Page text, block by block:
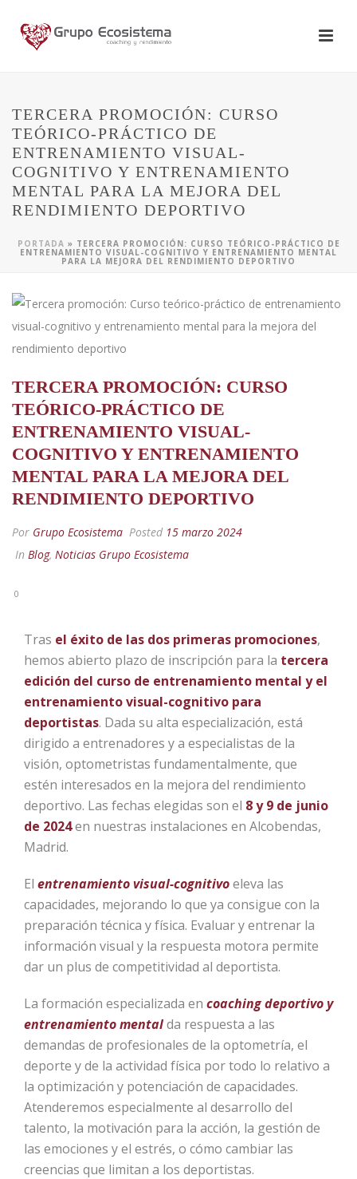
TERCERA PROMOCIÓN: CURSO
TEÓRICO-PRÁCTICO DE
ENTRENAMIENTO VISUAL-
COGNITIVO Y ENTRENAMIENTO
MENTAL PARA LA MEJORA DEL
RENDIMIENTO DEPORTIVO
PORTADA » TERCERA PROMOCIÓN: CURSO TEÓRICO-PRÁCTICO DE
ENTRENAMIENTO VISUAL-COGNITIVO Y ENTRENAMIENTO MENTAL
PARA LA MEJORA DEL RENDIMIENTO DEPORTIVO
TERCERA PROMOCIÓN: CURSO
TEÓRICO-PRÁCTICO DE
ENTRENAMIENTO VISUAL-
COGNITIVO Y ENTRENAMIENTO
MENTAL PARA LA MEJORA DEL
RENDIMIENTO DEPORTIVO
Por Grupo Ecosistema Posted 15 marzo 2024
In Blog, Noticias Grupo Ecosistema
0
Tras el éxito de las dos primeras promociones,
hemos abierto plazo de inscripción para la tercera
edición del curso de entrenamiento mental y el
entrenamiento visual-cognitivo para
deportistas. Dada su alta especialización, está
dirigido a entrenadores y a especialistas de la
visión, optometristas fundamentalmente, que
estén interesados en la mejora del rendimiento
deportivo. Las fechas elegidas son el 8 y 9 de junio
de 2024en nuestras instalaciones en Alcobendas,
Madrid.
El entrenamiento visual-cognitivoeleva las
capacidades, mejorando lo que ya consigue con la
preparación técnica y física. Evaluar y entrenar la
información visual y la respuesta motora permite
dar un plus de competitividad al deportista.
La formación especializada en coaching deportivo y
entrenamiento mentalda respuesta a las
demandas de profesionales de la optometría, el
deporte y de la actividad física por todo lo relativo a
la optimización y potenciación de capacidades.
Atenderemos especialmente al desarrollo del
talento, la motivación para la acción, la gestión de
las emociones y el estrés, o cómo cambiar las
creencias que limitan a los deportistas.